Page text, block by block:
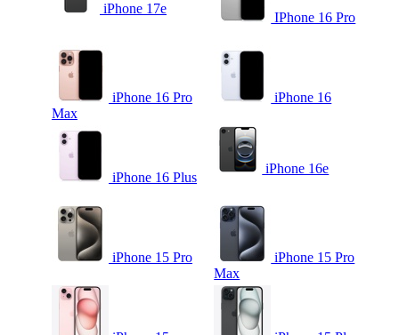
iPhone 17e
IPhone 16 Pro
iPhone 16 Pro
Max
iPhone 16
iPhone 16 Plus
iPhone 16e
iPhone 15 Pro
iPhone 15 Pro
Max